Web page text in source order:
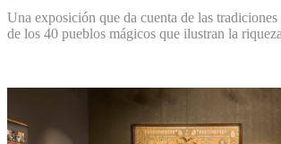
Una exposición que da cuenta de las
de los 40 pueblos mágicos que ilustran la